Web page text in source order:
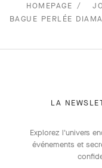
HOMEPAGE
BAGUE PERLÉE
LA
Explorez l'univers
événements et